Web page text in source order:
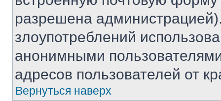
разрешена
злоупотреблений
анонимными
адресов пользователей от
Вернуться наверх